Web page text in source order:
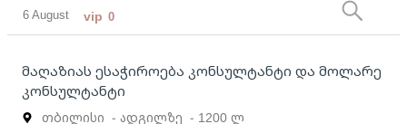
6 August vip 0
მაღაზიას ესაჭიროება კონსულტანტი და მოლარე
კონსულტანტი
თბილისი - ადგილზე - 1200 ლ